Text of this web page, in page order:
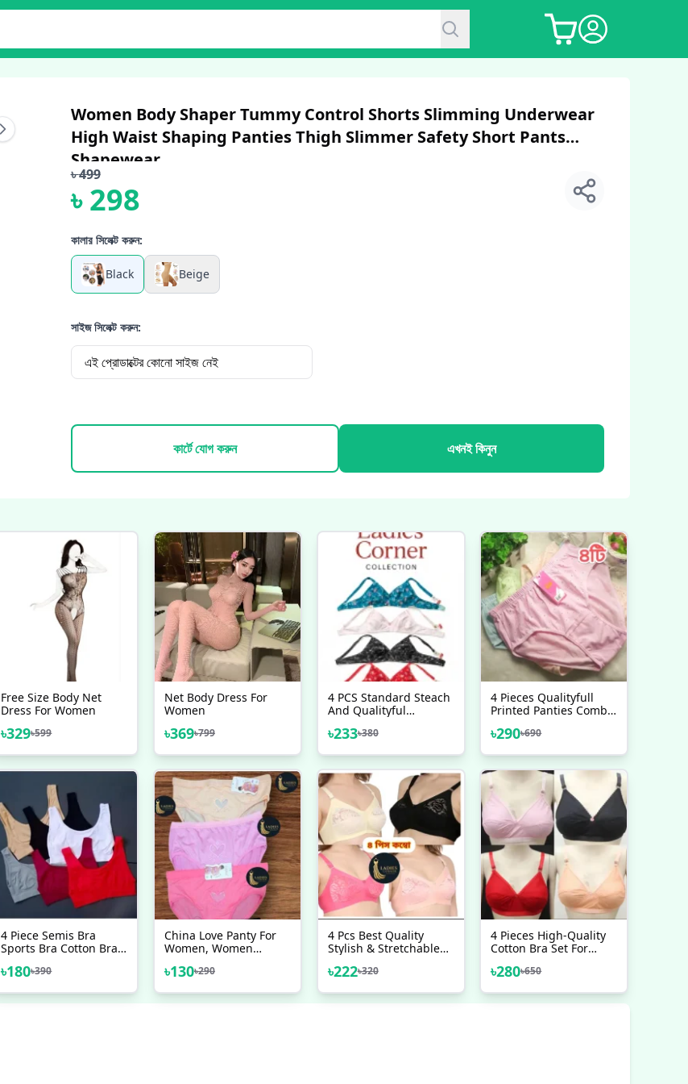
Women Body Shaper Tummy Control Shorts Slimming Underwear
High Waist Shaping Panties Thigh Slimmer Safety Short Pants
Shapewear
৳499
৳298
কালার সিলেক্ট করুন:
Black Beige
সাইজ সিলেক্ট করুন:
এই প্রোডাক্টের কোনো সাইজ নেই
কার্টে যোগ করুন এখনই কিনুন
Free Size Body Net
Dress For Women
৳329৳599
Net Body Dress For
Women
৳369৳799
4 PCS Standard Steach
And Qualityful
For Womens And Girls
৳233৳380
4 Pieces Qualityfull
Printed Panties Combo
৳290৳690
4 Piece Semis Bra
Sports Bra Cotton Bra
Bra অরজিনাল ছবি ভিতরে দেওয়া
৳180৳390
China Love Panty For
Women, Women
&amp; Full Coverage
৳130৳290
4 Pcs Best Quality
Stylish & Stretchable
Women
৳222৳320
4 Pieces High-Quality
Cotton Bra Set For
Randomly Selected
৳280৳650